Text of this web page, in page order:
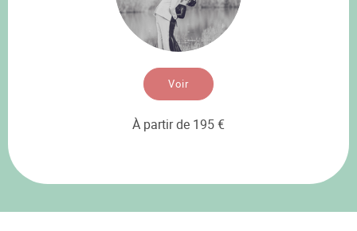
Voir
À partir de 195 €